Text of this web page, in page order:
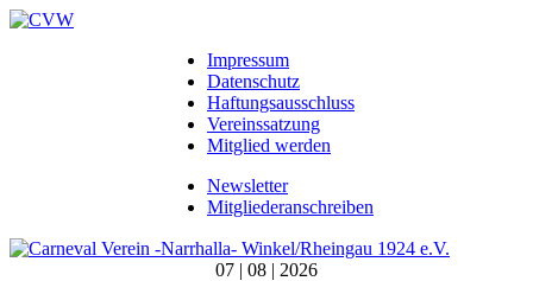
Impressum
Datenschutz
Haftungsausschluss
Vereinssatzung
Mitglied werden
Newsletter
Mitgliederanschreiben
07 | 08 | 2026